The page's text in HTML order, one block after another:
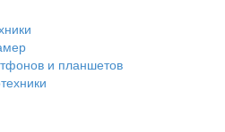
и планшетов